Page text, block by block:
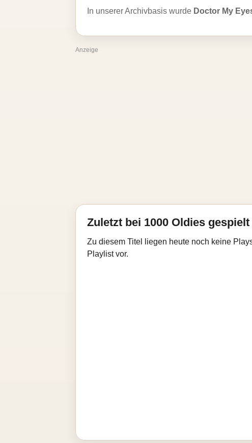
In unserer Archivbasis wurde Doctor My
Anzeige
Zuletzt bei 1000 Oldies gespielt
Zu diesem Titel liegen heute noch keine
Playlist vor.